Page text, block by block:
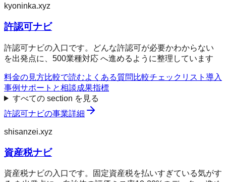
kyoninka.xyz
許認可ナビ
許認可ナビの入口です。どんな許認可が必要かわからない
を出発点に、500業種対応 へ進めるように整理しています
料金の見方比較で読むよくある質問 比較チェックリスト 導入
事例サポートと相談成果指標
すべての section を見る
許認可ナビの事業詳細
shisanzei.xyz
資産税ナビ
資産税ナビの入口です。固定資産税を払いすぎている気がす